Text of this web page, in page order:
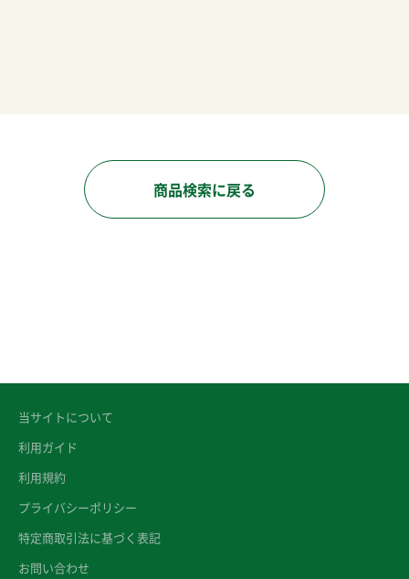
商品検索に戻る
当サイトについて
利用ガイド
利用規約
プライバシーポリシー
特定商取引法に基づく表記
お問い合わせ